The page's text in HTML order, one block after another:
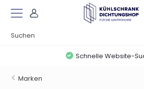
Schnelle Website-
Marken